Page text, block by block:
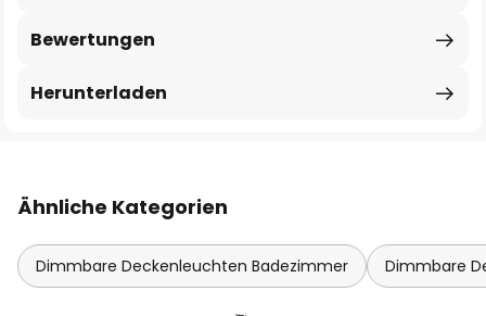
Bewertungen
Herunterladen
Ähnliche Kategorien
Dimmbare Deckenleuchten Badezimmer Dimmbare